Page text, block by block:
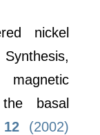
nickel
basal
12(2002)